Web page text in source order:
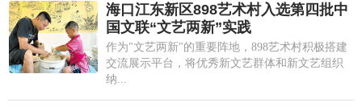
海口江东新区898艺术村入选第四批中
国文联“文艺两新”实践
作为"文艺两新"的重要阵地，898艺术村积极搭建
交流展示平台，将优秀新文艺群体和新文艺组织
纳...